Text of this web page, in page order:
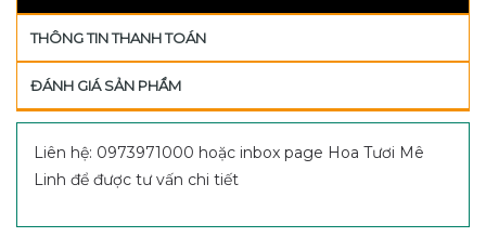
THÔNG TIN THANH TOÁN
ĐÁNH GIÁ SẢN PHẨM
Liên hệ: 0973971000 hoặc inbox page Hoa Tươi Mê
Linh để được tư vấn chi tiết